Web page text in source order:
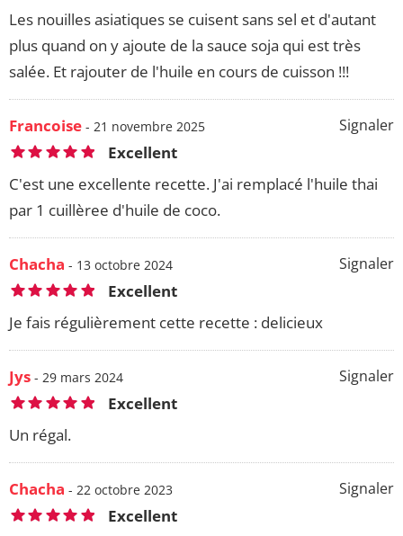
Les nouilles asiatiques se cuisent sans sel et d'autant
plus quand on y ajoute de la sauce soja qui est très
salée. Et rajouter de l'huile en cours de cuisson !!!
Signaler
Francoise - 21 novembre 2025
Excellent
C'est une excellente recette. J'ai remplacé l'huile thai
par 1 cuillèree d'huile de coco.
Signaler
Chacha - 13 octobre 2024
Excellent
Je fais régulièrement cette recette : delicieux
Signaler
Jys - 29 mars 2024
Excellent
Un régal.
Signaler
Chacha - 22 octobre 2023
Excellent